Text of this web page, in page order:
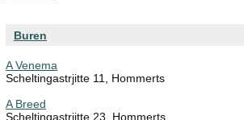
Buren
A Venema
Scheltingastrjitte 11, Hommerts
A Breed
Scheltingastrjitte 23, Hommerts